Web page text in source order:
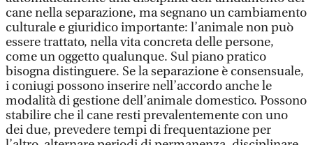
cane nella separazione, ma segnano un cambiamento
culturale e giuridico importante: l’animale non può
essere trattato, nella vita concreta delle persone,
come un oggetto qualunque. Sul piano pratico
bisogna distinguere. Se la separazione è consensuale,
i coniugi possono inserire nell’accordo anche le
modalità di gestione dell’animale domestico. Possono
stabilire che il cane resti prevalentemente con uno
dei due, prevedere tempi di frequentazione per